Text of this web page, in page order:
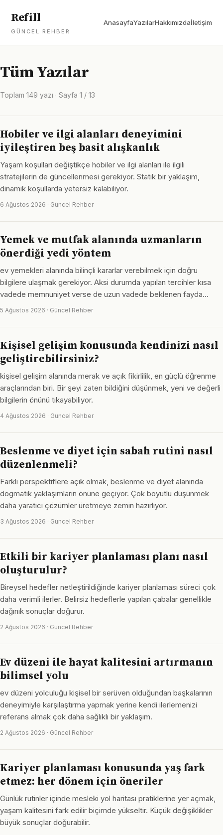
Refill
GÜNCEL REHBER
AnasayfaYazılarHakkımızdaİletişim
Tüm Yazılar
Toplam 149 yazı · Sayfa 1 / 13
Hobiler ve ilgi alanları deneyimini
iyileştiren beş basit alışkanlık
Yaşam koşulları değiştikçe hobiler ve ilgi alanları ile ilgili
stratejilerin de güncellenmesi gerekiyor. Statik bir yaklaşım,
dinamik koşullarda yetersiz kalabiliyor.
6 Ağustos 2026 · Güncel Rehber
Yemek ve mutfak alanında uzmanların
önerdiği yedi yöntem
ev yemekleri alanında bilinçli kararlar verebilmek için doğru
bilgilere ulaşmak gerekiyor. Aksi durumda yapılan tercihler kısa
vadede memnuniyet verse de uzun vadede beklenen fayda…
5 Ağustos 2026 · Güncel Rehber
Kişisel gelişim konusunda kendinizi nasıl
geliştirebilirsiniz?
kişisel gelişim alanında merak ve açık fikirlilik, en güçlü öğrenme
araçlarından biri. Bir şeyi zaten bildiğini düşünmek, yeni ve değerli
bilgilerin önünü tıkayabiliyor.
4 Ağustos 2026 · Güncel Rehber
Beslenme ve diyet için sabah rutini nasıl
düzenlenmeli?
Farklı perspektiflere açık olmak, beslenme ve diyet alanında
dogmatik yaklaşımların önüne geçiyor. Çok boyutlu düşünmek
daha yaratıcı çözümler üretmeye zemin hazırlıyor.
3 Ağustos 2026 · Güncel Rehber
Etkili bir kariyer planlaması planı nasıl
oluşturulur?
Bireysel hedefler netleştirildiğinde kariyer planlaması süreci çok
daha verimli ilerler. Belirsiz hedeflerle yapılan çabalar genellikle
dağınık sonuçlar doğurur.
2 Ağustos 2026 · Güncel Rehber
Ev düzeni ile hayat kalitesini artırmanın
bilimsel yolu
ev düzeni yolculuğu kişisel bir serüven olduğundan başkalarının
deneyimiyle karşılaştırma yapmak yerine kendi ilerlemenizi
referans almak çok daha sağlıklı bir yaklaşım.
2 Ağustos 2026 · Güncel Rehber
Kariyer planlaması konusunda yaş fark
etmez: her dönem için öneriler
Günlük rutinler içinde mesleki yol haritası pratiklerine yer açmak,
yaşam kalitesini fark edilir biçimde yükseltir. Küçük değişiklikler
büyük sonuçlar doğurabilir.